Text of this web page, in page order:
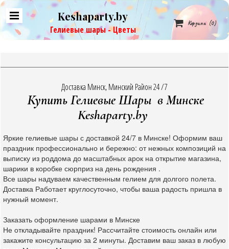
Keshaparty.by
Гелиевые шары - Цветы
 Корзина (0)
Доставка Минск, Минский Район 24 /7
Купить Гелиевые Шары в Минске
Keshaparty.by
Яркие гелиевые шары с доставкой 24/7 в Минске! Оформим ваш
праздник профессионально и бережно: от нежных композиций на
выписку из роддома до масштабных арок на открытие магазина,
шарики в коробке сюрприз на день рождения .
Все шары надуваем качественным гелием для долгого полета.
Доставка Работает круглосуточно, чтобы ваша радость пришла в
нужный момент.
Заказать оформление шарами в Минске
Не откладывайте праздник! Рассчитайте стоимость онлайн или
закажите консультацию за 2 минуты. Доставим ваш заказ в любую